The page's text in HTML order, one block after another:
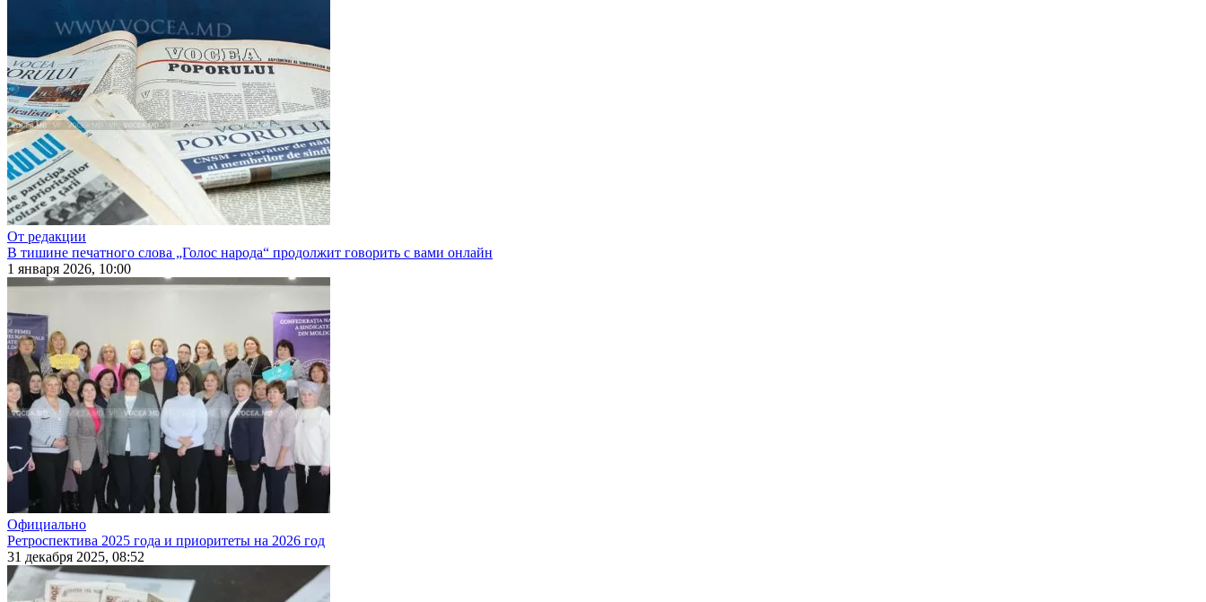
От редакции
В тишине печатного слова „Голос народа“ продолжит говорить с вами онлайн
1 января 2026, 10:00
Официально
Ретроспектива 2025 года и приоритеты на 2026 год
31 декабря 2025, 08:52